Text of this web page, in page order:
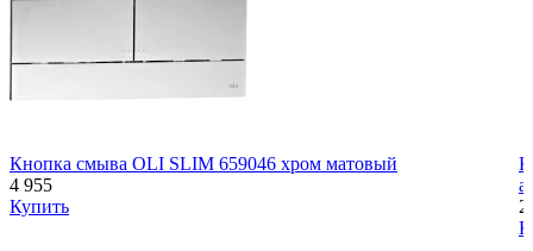
Кнопка смыва OLI SLIM 659046 хром матовый
4 955
Купить